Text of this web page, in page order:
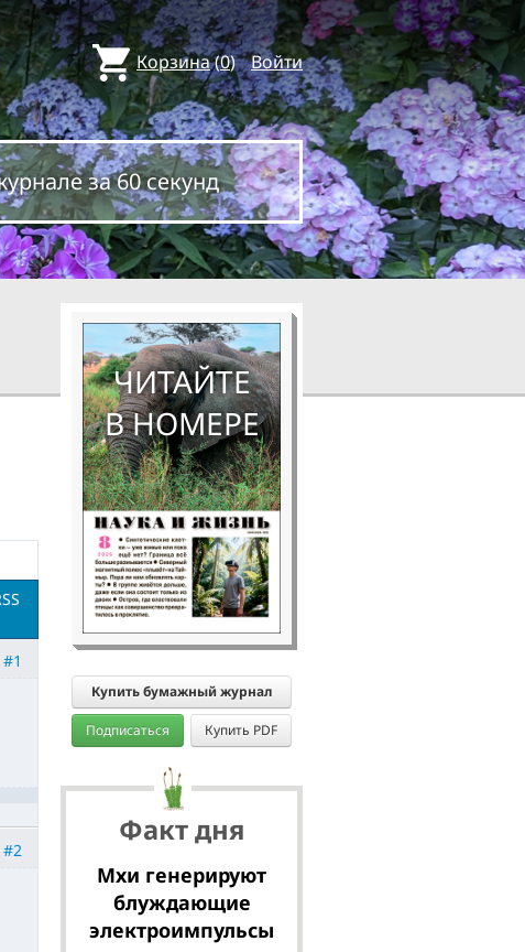
Корзина(0) Войти
за 60 секунд
#1
#2
ЧИТАЙТЕ
В НОМЕРЕ
Купить бумажный журнал
Подписаться Купить PDF
Факт дня
Мхи генерируют
блуждающие
электроимпульсы